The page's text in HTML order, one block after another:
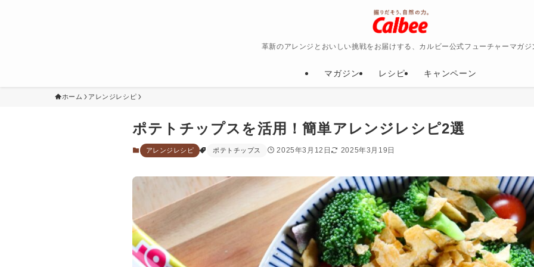
革新のアレンジとおいしい挑戦をお届けする、カルビー公式フューチャーマガジ
マガジン レシピ キャンペーン
ホーム アレンジレシピ
ポテトチップスを活用！簡単アレンジレシピ2選
アレンジレシピ ポテトチップス 2025年3月12日 2025年3月19日